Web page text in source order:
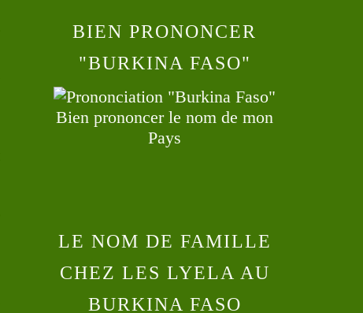
BIEN PRONONCER
"BURKINA FASO"
Bien prononcer le nom de mon
Pays
LE NOM DE FAMILLE
CHEZ LES LYELA AU
BURKINA FASO